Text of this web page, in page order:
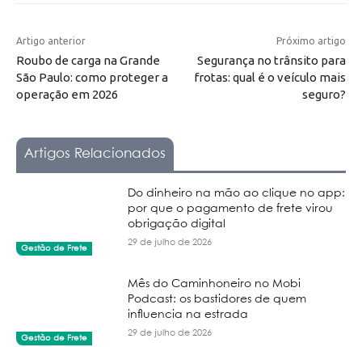
Artigo anterior
Roubo de carga na Grande
São Paulo: como proteger a
operação em 2026
Próximo artigo
Segurança no trânsito para
frotas: qual é o veículo mais
seguro?
Artigos Relacionados
Gestão de Frete
Do dinheiro na mão ao clique no app:
por que o pagamento de frete virou
obrigação digital
29 de julho de 2026
Gestão de Frete
Mês do Caminhoneiro no Mobi
Podcast: os bastidores de quem
influencia na estrada
29 de julho de 2026